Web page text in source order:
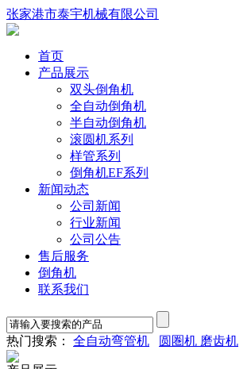
张家港市泰宇机械有限公司
首页
产品展示
双头倒角机
全自动倒角机
半自动倒角机
滚圆机系列
样管系列
倒角机EF系列
新闻动态
公司新闻
行业新闻
公司公告
售后服务
倒角机
联系我们
热门搜索： 全自动弯管机 圆圏机 磨齿机